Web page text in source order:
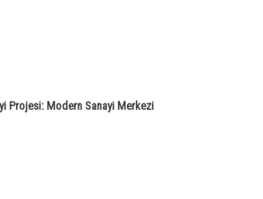
Projesi: Modern Sanayi Merkezi